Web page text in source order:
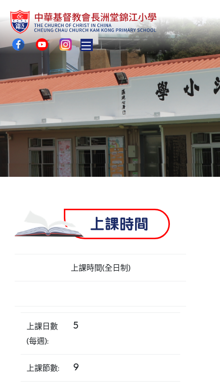
Toggle main menu visibility
上課時間
上課時間(全日制)
上課日數
(每週):
5
上課節數: 9